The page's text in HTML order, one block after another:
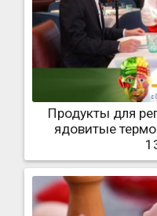
Продукты для
ядовитые